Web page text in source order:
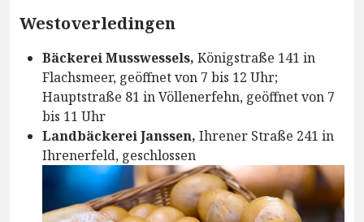
Westoverledingen
Bäckerei Musswessels, Königstraße 141 in
Flachsmeer, geöffnet von 7 bis 12 Uhr;
Hauptstraße 81 in Völlenerfehn, geöffnet von 7
bis 11 Uhr
Landbäckerei Janssen, Ihrener Straße 241 in
Ihrenerfeld, geschlossen